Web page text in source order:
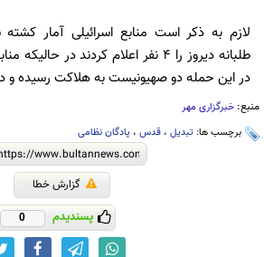
لازم به ذکر است منابع اسرائیلی آمار
طلبانه دیروز را ۴ نفر اعلام کردند در
در این حمله دو صهیونیست به هلاکت رسیده و
منبع: خبرگزاری مهر
برچسب ها: تبدیل ، قدس ، پادگان نظامی
گزارش خطا
پسندیدم 0